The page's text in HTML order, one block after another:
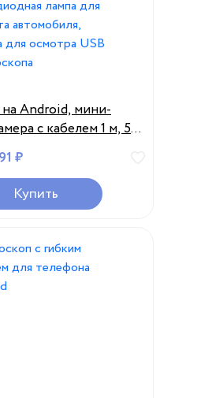
на Android, мини-
с кабелем 1 м, 5
лампа для
трубка для
C эндоскопа
₽
Купить